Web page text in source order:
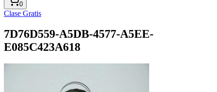
0
Clase Gratis
7D76D559-A5DB-4577-A5EE-
E085C423A618